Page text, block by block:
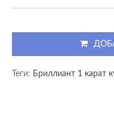
Теги: Бриллиант 1 карат